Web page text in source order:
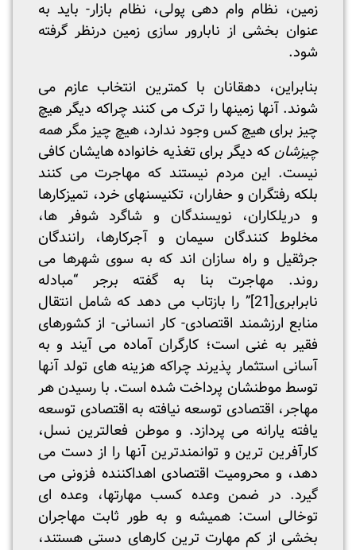
زمین، نظام وام دهی پولی، نظام بازار- باید به
عنوان بخشی از نابارور سازی زمین درنظر گرفته
شود.
بنابراین، دهقانان با کمترین انتخاب عازم می
شوند. آنها زمینها را ترک می کنند چراکه دیگر هیچ
چیز برای هیچ کس وجود ندارد، هیچ چیز مگرهمه
چیزشانکه دیگر برای تغذیه خانواده هایشان کافی
نیست. این مردم نیستند که مهاجرت می کنند
بلکه رفتگران و حفاران، تکنیسنهای خرد، تمیزکارها
و دریلکاران، نویسندگان و شاگرد شوفر ها،
مخلوط کنندگان سیمان و آجرکارها، رانندگان
جرثقیل و راه سازان اند که به سوی شهرها می
روند. مهاجرت بنا به گفته برجر “مبادله
نابرابری[21]
” را بازتاب می دهد که شامل انتقال
منابع ارزشمند اقتصادی- کار انسانی- از کشورهای
فقیر به غنی است؛ کارگران آماده می آیند و به
آسانی استثمار پذیرند چراکه هزینه های تولد آنها
توسط موطنشان پرداخت شده است. با رسیدن هر
مهاجر، اقتصادی توسعه نیافته به اقتصادی توسعه
یافته یارانه می پردازد. و موطن فعالترین نسل،
کارآفرین ترین و توانمندترین آنها را از دست می
دهد، و محرومیت اقتصادی اهداکننده فزونی می
گیرد. در ضمن وعده کسب مهارتها، وعده ای
توخالی است: همیشه و به طور ثابت مهاجران
بخشی از کم مهارت ترین کارهای دستی هستند،